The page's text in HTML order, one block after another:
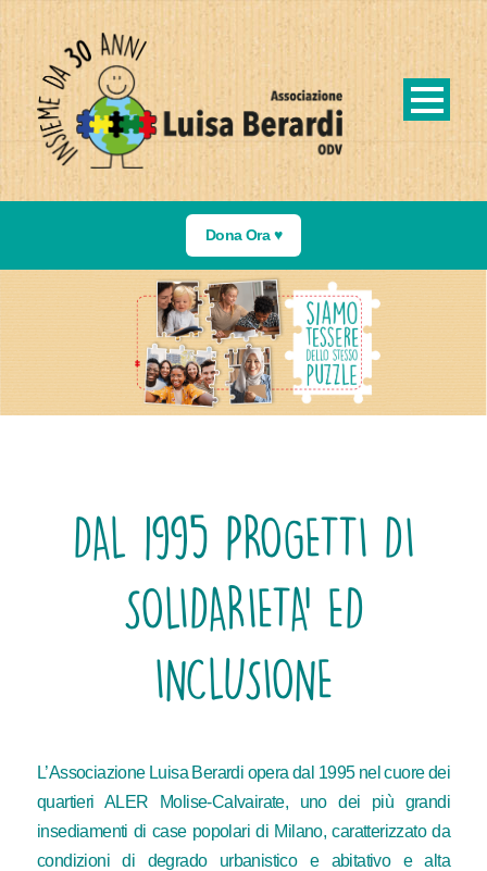
Dona Ora ♥️
DAL 1995 PROGETTI DI
SOLIDARIETA’ ED
INCLUSIONE
L’Associazione Luisa Berardi opera dal 1995 nel cuore dei
quartieri ALER Molise-Calvairate, uno dei più grandi
insediamenti di case popolari di Milano, caratterizzato da
condizioni di degrado urbanistico e abitativo e alta